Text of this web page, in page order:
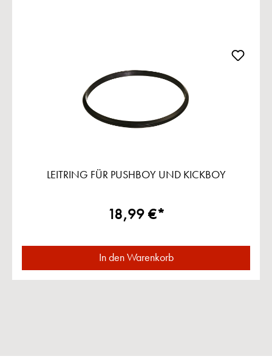
LEITRING FÜR PUSHBOY UND KICKBOY
18,99 €*
In den Warenkorb